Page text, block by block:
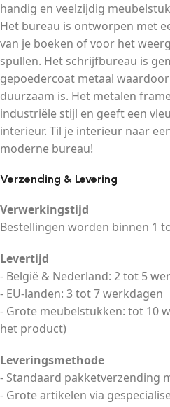
handig en veelzijdig
Het bureau is ontworpen met
van je boeken of voor het
spullen. Het schrijfbureau is
gepoedercoat metaal
duurzaam is. Het metalen
industriële stijl en geeft een
interieur. Til je interieur naar
moderne bureau!
Verzending & Levering
Verwerkingstijd
Bestellingen worden binnen 1
Levertijd
- België & Nederland: 2 tot 5
- EU-landen: 3 tot 7 werkdagen
- Grote meubelstukken: tot 10
het product)
Leveringsmethode
- Standaard pakketverzending
- Grote artikelen via